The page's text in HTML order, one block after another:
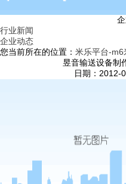
行业新闻
企业动态
您当前所在的位置： 米乐平台-m6
昱音输送设备制
日期：2012-